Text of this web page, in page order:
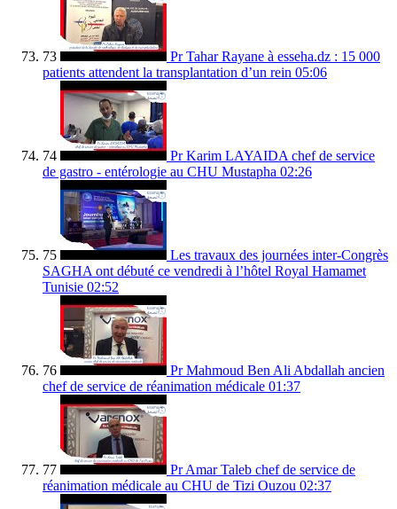
73
Pr Tahar Rayane à esseha.dz : 15 000
patients attendent la transplantation d’un rein 05:06
74
Pr Karim LAYAIDA chef de service
de gastro - entérologie au CHU Mustapha 02:26
75
Les travaux des journées inter-Congrès
SAGHA ont débuté ce vendredi à l’hôtel Royal Hamamet
Tunisie 02:52
76
Pr Mahmoud Ben Ali Abdallah ancien
chef de service de réanimation médicale 01:37
77
Pr Amar Taleb chef de service de
réanimation médicale au CHU de Tizi Ouzou 02:37